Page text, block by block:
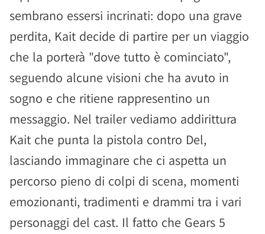
sembrano essersi incrinati: dopo una grave
perdita, Kait decide di partire per un viaggio
che la porterà "dove tutto è cominciato",
seguendo alcune visioni che ha avuto in
sogno e che ritiene rappresentino un
messaggio. Nel trailer vediamo addirittura
Kait che punta la pistola contro Del,
lasciando immaginare che ci aspetta un
percorso pieno di colpi di scena, momenti
emozionanti, tradimenti e drammi tra i vari
personaggi del cast. Il fatto che Gears 5